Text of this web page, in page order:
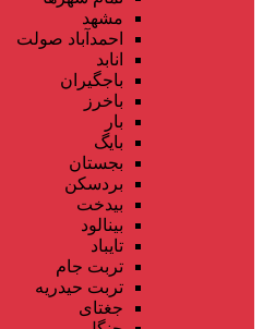
مشهد
احمدآباد صولت
انابد
باجگیران
باخرز
بار
بایگ
بجستان
بردسکن
بیدخت
بینالود
تایباد
تربت جام
تربت حیدریه
جغتای